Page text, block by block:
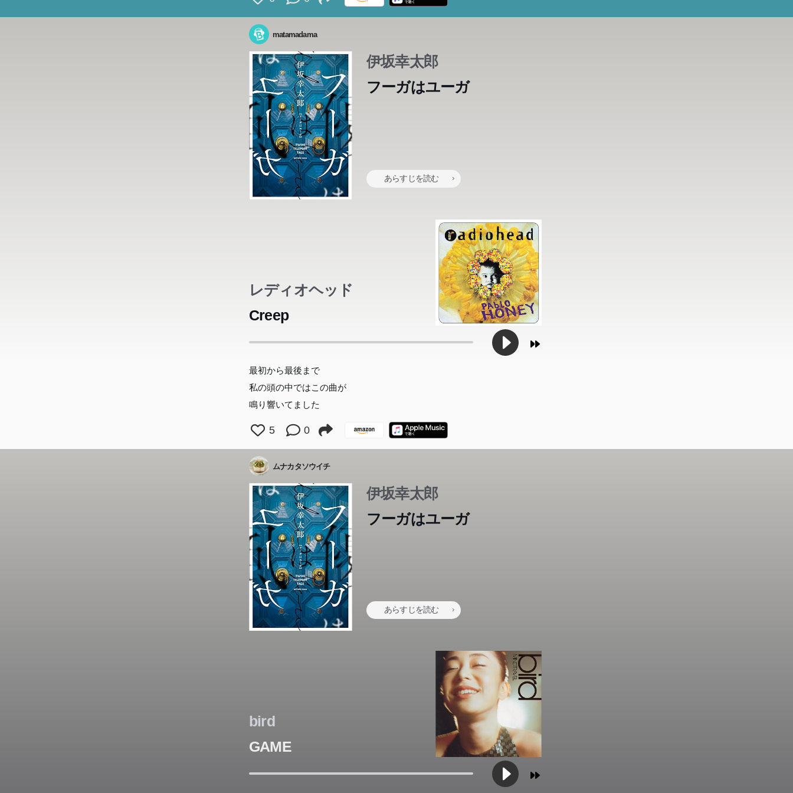
あらすじは秘密、ヒントを少し。 双子/誕生日/瞬間移動 1年ぶりの新作
は、ちょっと不思議で、なんだか切ない。
matamadama
伊坂幸太郎
フーガはユーガ
あらすじを読む
あらすじは秘密、ヒントを少し。 双子/誕生日/瞬間移動 1年ぶりの新作
は、ちょっと不思議で、なんだか切ない。
レディオヘッド
Creep
最初から最後まで
私の頭の中ではこの曲が
鳴り響いてました
5 0
ムナカタソウイチ
伊坂幸太郎
フーガはユーガ
あらすじを読む
あらすじは秘密、ヒントを少し。 双子/誕生日/瞬間移動 1年ぶりの新作
は、ちょっと不思議で、なんだか切ない。
bird
GAME
あらすじは秘密、ヒントを少し。 双子/誕生日/瞬間移動 1年ぶりの新作
は、ちょっと不思議で、なんだか切ない。
あらすじは秘密、ヒントを少し。 双子/誕生日/瞬間移動 1年ぶりの新作
は、ちょっと不思議で、なんだか切ない。
あらすじは秘密、ヒントを少し。 双子/誕生日/瞬間移動 1年ぶりの新作
は、ちょっと不思議で、なんだか切ない。
あらすじは秘密、ヒントを少し。 双子/誕生日/瞬間移動 1年ぶりの新作
は、ちょっと不思議で、なんだか切ない。
あらすじは秘密、ヒントを少し。 双子/誕生日/瞬間移動 1年ぶりの新作
は、ちょっと不思議で、なんだか切ない。